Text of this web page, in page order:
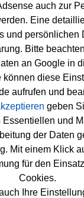
Tickets
Müller
und Old
Tomorrowland
können Sie
Old Spice
Falls Sie an dem
nur kurz das
so können Sie
Vielleicht
auch zur
Eine
und persönlichen
Bitte
an Google in
diese
aufrufen und
geben
Essentiellen und
der Daten
Mit einem Klick
für den
Cookies.
Ihre